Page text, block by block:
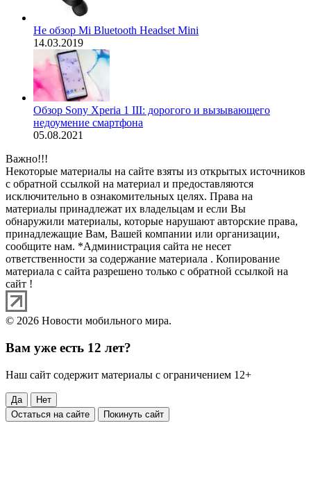
Не обзор Mi Bluetooth Headset Mini
14.03.2019
Обзор Sony Xperia 1 III: дорогого и вызывающего
недоумение смартфона
05.08.2021
Важно!!!
Некоторые материалы на сайте взяты из открытых источников
с обратной ссылкой на материал и предоставляются
исключительно в ознакомительных целях. Права на
материалы принадлежат их владельцам и если Вы
обнаружили материалы, которые нарушают авторские права,
принадлежащие Вам, Вашей компании или организации,
сообщите нам. *Администрация сайта не несет
ответственности за содержание материала . Копирование
материала с сайта разрешено только с обратной ссылкой на
сайт !
© 2026 Новости мобильного мира.
Вам уже есть 12 лет?
Наш сайт содержит материалы с ограничением 12+
Да
Нет
Остаться на сайте
Покинуть сайт